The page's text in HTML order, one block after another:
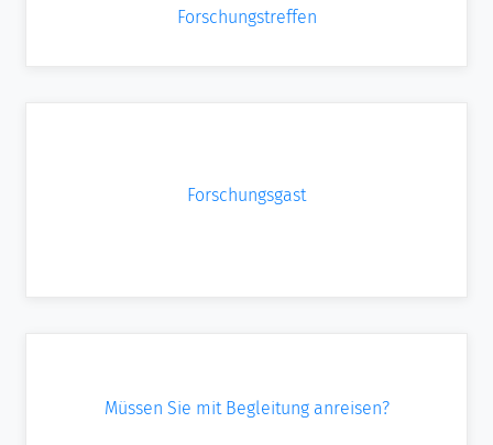
Forschungstreffen
Forschungsgast
Müssen Sie mit Begleitung anreisen?